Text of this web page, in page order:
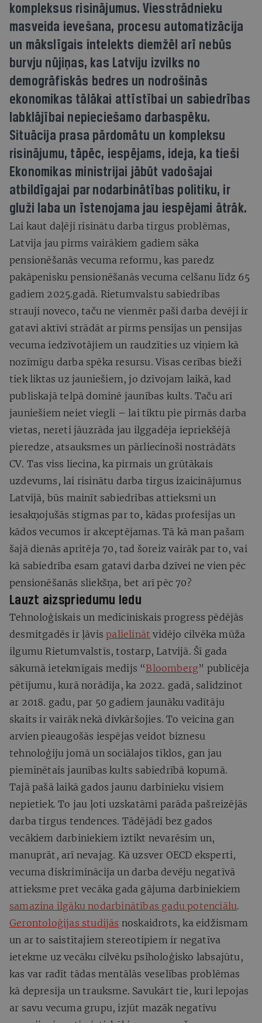
kompleksus risinājumus. Viesstrādnieku
masveida ievešana, procesu automatizācija
un mākslīgais intelekts diemžēl arī nebūs
burvju nūjiņas, kas Latviju izvilks no
demogrāfiskās bedres un nodrošinās
ekonomikas tālākai attīstībai un sabiedrības
labklājībai nepieciešamo darbaspēku.
Situācija prasa pārdomātu un kompleksu
risinājumu, tāpēc, iespējams, ideja, ka tieši
Ekonomikas ministrijai jābūt vadošajai
atbildīgajai par nodarbinātības politiku, ir
gluži laba un īstenojama jau iespējami ātrāk.
Lai kaut daļēji risinātu darba tirgus problēmas,
Latvija jau pirms vairākiem gadiem sāka
pensionēšanās vecuma reformu, kas paredz
pakāpenisku pensionēšanās vecuma celšanu līdz 65
gadiem 2025.gadā. Rietumvalstu sabiedrības
strauji noveco, taču ne vienmēr paši darba devēji ir
gatavi aktīvi strādāt ar pirms pensijas un pensijas
vecuma iedzīvotājiem un raudzīties uz viņiem kā
nozīmīgu darba spēka resursu. Visas cerības bieži
tiek liktas uz jauniešiem, jo dzīvojam laikā, kad
publiskajā telpā dominē jaunības kults. Taču arī
jauniešiem neiet viegli – lai tiktu pie pirmās darba
vietas, nereti jāuzrāda jau ilggadēja iepriekšējā
pieredze, atsauksmes un pārliecinoši nostrādāts
CV. Tas viss liecina, ka pirmais un grūtākais
uzdevums, lai risinātu darba tirgus izaicinājumus
Latvijā, būs mainīt sabiedrības attieksmi un
iesakņojušās stigmas par to, kādas profesijas un
kādos vecumos ir akceptējamas. Tā kā man pašam
šajā dienās apritēja 70, tad šoreiz vairāk par to, vai
kā sabiedrība esam gatavi darba dzīvei ne vien pēc
pensionēšanās sliekšņa, bet arī pēc 70?
Lauzt aizspriedumu ledu
Tehnoloģiskais un medicīniskais progress pēdējās
desmitgadēs ir ļāvispalielināt vidējo cilvēka mūža
ilgumu Rietumvalstīs, tostarp, Latvijā. Šī gada
sākumā ietekmīgais medijs “Bloomberg” publicēja
pētījumu, kurā norādīja, ka 2022. gadā, salīdzinot
ar 2018. gadu, par 50 gadiem jaunāku vadītāju
skaits ir vairāk nekā divkāršojies. To veicina gan
arvien pieaugošās iespējas veidot biznesu
tehnoloģiju jomā un sociālajos tīklos, gan jau
pieminētais jaunības kults sabiedrībā kopumā.
Tajā pašā laikā gados jaunu darbinieku visiem
nepietiek. To jau ļoti uzskatāmi parāda pašreizējās
darba tirgus tendences. Tādējādi bez gados
vecākiem darbiniekiem iztikt nevarēsim un,
manuprāt, arī nevajag. Kā uzsver OECD eksperti,
vecuma diskriminācija un darba devēju negatīvā
attieksme pret vecāka gada gājuma darbiniekiem
samazina ilgāku nodarbinātības gadu potenciālu.
Gerontoloģijas studijās noskaidrots, ka eidžismam
un ar to saistītajiem stereotipiem ir negatīva
ietekme uz vecāku cilvēku psiholoģisko labsajūtu,
kas var radīt tādas mentālās veselības problēmas
kā depresija un trauksme. Savukārt tie, kuri lepojas
ar savu vecuma grupu, izjūt mazāk negatīvu